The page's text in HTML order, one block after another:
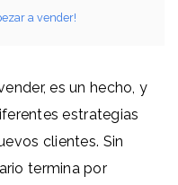
a vender!
es un hecho, y
estrategias
clientes. Sin
termina por